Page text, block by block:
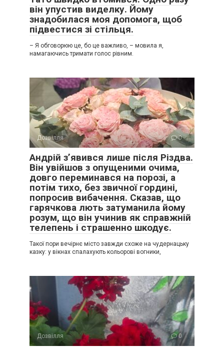
він упустив виделку. Йому
знадобилася моя допомога, щоб
підвестися зі стільця.
– Я обговорюю це, бо це важливо, – мовила я,
намагаючись тримати голос рівним.
Дозвілля 0
Андрій з’явився лише після Різдва.
Він увійшов з опущеними очима,
довго переминався на порозі, а
потім тихо, без звичної гордині,
попросив вибачення. Сказав, що
гарячкова лють затуманила йому
розум, що він учинив як справжній
телепень і страшенно шкодує.
Такої пори вечірнє місто завжди схоже на чудернацьку
казку: у вікнах спалахують кольорові вогники,
Дозвілля 0